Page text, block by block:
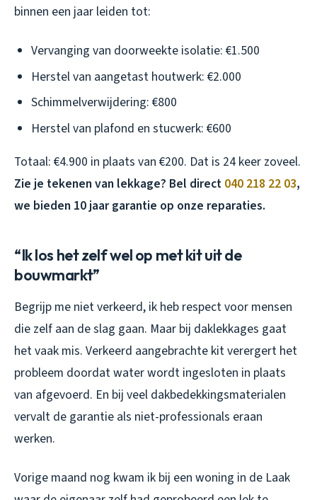
binnen een jaar leiden tot:
Vervanging van doorweekte isolatie: €1.500
Herstel van aangetast houtwerk: €2.000
Schimmelverwijdering: €800
Herstel van plafond en stucwerk: €600
Totaal: €4.900 in plaats van €200. Dat is 24 keer zoveel.
Zie je tekenen van lekkage? Bel direct 040 218 22 03,
we bieden 10 jaar garantie op onze reparaties.
“Ik los het zelf wel op met kit uit de
bouwmarkt”
Begrijp me niet verkeerd, ik heb respect voor mensen
die zelf aan de slag gaan. Maar bij daklekkages gaat
het vaak mis. Verkeerd aangebrachte kit verergert het
probleem doordat water wordt ingesloten in plaats
van afgevoerd. En bij veel dakbedekkingsmaterialen
vervalt de garantie als niet-professionals eraan
werken.
Vorige maand nog kwam ik bij een woning in de Laak